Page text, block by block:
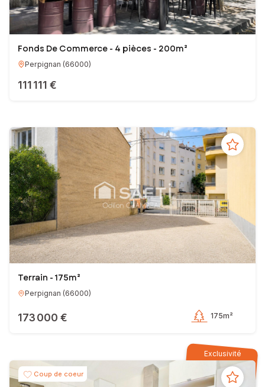
Fonds De Commerce - 4 pièces - 200m²
Perpignan (66000)
111 111 €
Terrain - 175m²
Perpignan (66000)
173 000 € 175m²
Exclusivité
Coup de coeur